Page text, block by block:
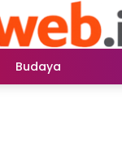
Budaya